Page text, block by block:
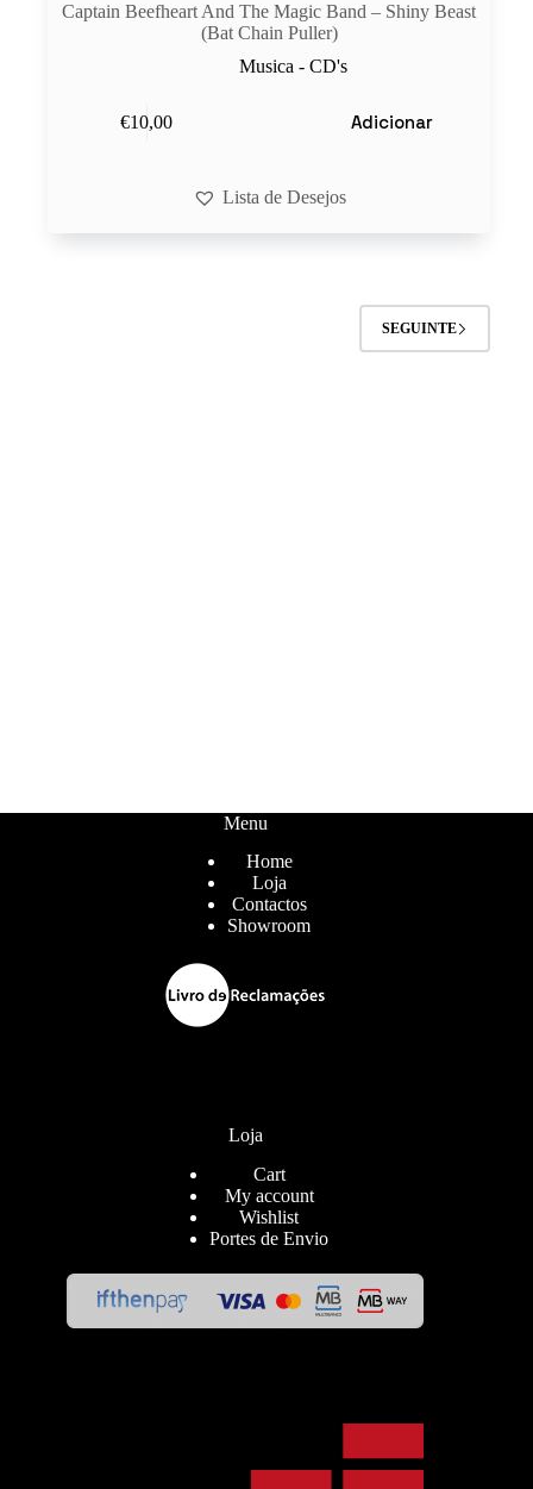
Captain Beefheart And The Magic Band ‎– Shiny Beast
(Bat Chain Puller)
Musica - CD's
€10,00 Adicionar
Lista de Desejos
SEGUINTE
Menu
Home
Loja
Contactos
Showroom
Loja
Cart
My account
Wishlist
Portes de Envio